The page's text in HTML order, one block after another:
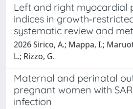
Left and right myocardial
indices in
systematic review and
2026 Sirico, A.; Mappa, I.;
L.; Rizzo, G.
Maternal and perinatal
pregnant women with
infection